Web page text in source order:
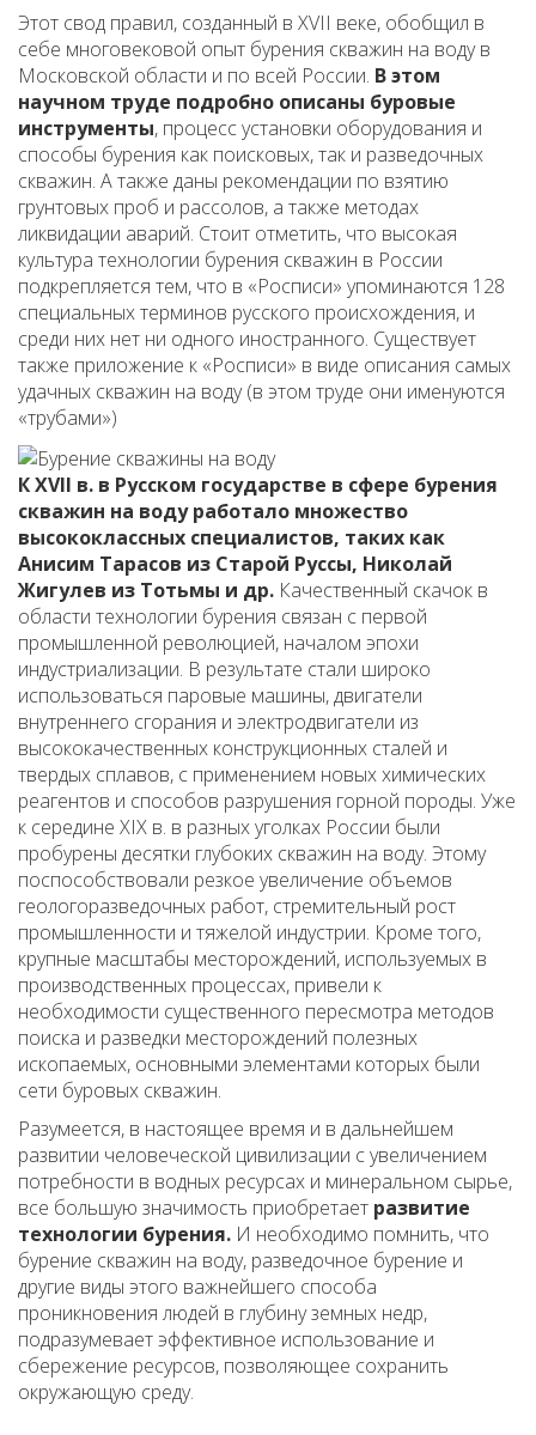
Этот свод правил, созданный в XVII веке, обобщил в
себе многовековой опыт бурения скважин на воду в
Московской области и по всей России. В этом
научном труде подробно описаны буровые
инструменты, процесс установки оборудования и
способы бурения как поисковых, так и разведочных
скважин. А также даны рекомендации по взятию
грунтовых проб и рассолов, а также методах
ликвидации аварий. Стоит отметить, что высокая
культура технологии бурения скважин в России
подкрепляется тем, что в «Росписи» упоминаются 128
специальных терминов русского происхождения, и
среди них нет ни одного иностранного. Существует
также приложение к «Росписи» в виде описания самых
удачных скважин на воду (в этом труде они именуются
«трубами»)
К XVII в. в Русском государстве в сфере бурения
скважин на воду работало множество
высококлассных специалистов, таких как
Анисим Тарасов из Старой Руссы, Николай
Жигулев из Тотьмы и др. Качественный скачок в
области технологии бурения связан с первой
промышленной революцией, началом эпохи
индустриализации. В результате стали широко
использоваться паровые машины, двигатели
внутреннего сгорания и электродвигатели из
высококачественных конструкционных сталей и
твердых сплавов, с применением новых химических
реагентов и способов разрушения горной породы. Уже
к середине XIX в. в разных уголках России были
пробурены десятки глубоких скважин на воду. Этому
поспособствовали резкое увеличение объемов
геологоразведочных работ, стремительный рост
промышленности и тяжелой индустрии. Кроме того,
крупные масштабы месторождений, используемых в
производственных процессах, привели к
необходимости существенного пересмотра методов
поиска и разведки месторождений полезных
ископаемых, основными элементами которых были
сети буровых скважин.
Разумеется, в настоящее время и в дальнейшем
развитии человеческой цивилизации с увеличением
потребности в водных ресурсах и минеральном сырье,
все большую значимость приобретает развитие
технологии бурения. И необходимо помнить, что
бурение скважин на воду, разведочное бурение и
другие виды этого важнейшего способа
проникновения людей в глубину земных недр,
подразумевает эффективное использование и
сбережение ресурсов, позволяющее сохранить
окружающую среду.